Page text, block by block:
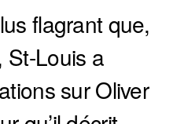
flagrant que,
St-Louis a
sur Oliver